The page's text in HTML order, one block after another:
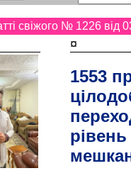
свіжого № 1226 від
¤
1553
рівень